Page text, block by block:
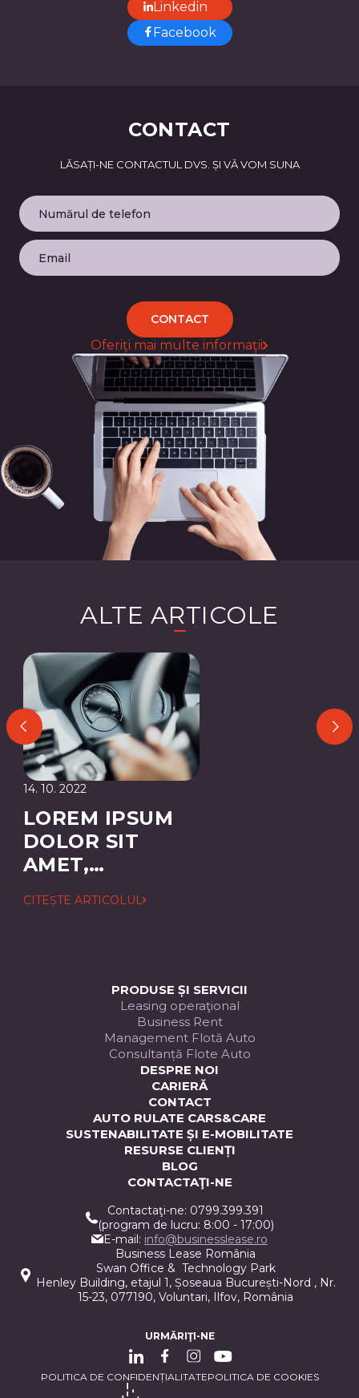
Linkedin
Facebook
CONTACT
LĂSAȚI-NE CONTACTUL DVS. ȘI VĂ VOM SUNA
Oferiţi mai multe informaţii
CONTACT
ALTE ARTICOLE
14. 10. 2022
LOREM IPSUM
DOLOR SIT
AMET,
ADIPISCING
CITEȘTE ARTICOLUL
PRODUSE ȘI SERVICII
Leasing operaţional
Business Rent
Management Flotă Auto
Consultanță Flote Auto
DESPRE NOI
CARIERĂ
CONTACT
AUTO RULATE CARS&CARE
SUSTENABILITATE ȘI E-MOBILITATE
RESURSE CLIENȚI
BLOG
CONTACTAŢI-NE
Contactaţi-ne: 0799.399.391
(program de lucru: 8:00 - 17:00)
E-mail: info@businesslease.ro
Business Lease România
Swan Office & Technology Park
Henley Building, etajul 1, Șoseaua București-Nord , Nr.
15-23, 077190, Voluntari, Ilfov, România
URMĂRIŢI-NE
POLITICA DE CONFIDENȚIALITATEPOLITICA DE COOKIES